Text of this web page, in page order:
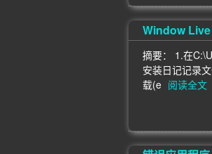
Window
摘要： 1.在
安装日记记录
载(e 阅读全文